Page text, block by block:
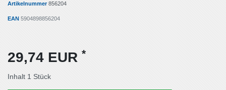
Artikelnummer856204
EAN 5904898856204
29,74 EUR *
Inhalt 1 Stück